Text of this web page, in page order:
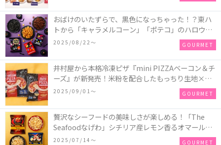
おばけのいたずらで、黒色になっちゃった！？東ハ
トから「キャラメルコーン」「ポテコ」のハロウィ
ン限定商品が新発売♪
2025/08/22〜 GOURMET
井村屋から本格冷凍ピザ『mini PIZZAベーコン＆チ
ーズ』が新発売！米粉を配合したもっちり生地×ご
ろごろ具材×とろけるチーズで満足感たっぷりのピ
2025/09/01〜 GOURMET
贅沢なシーフードの美味しさが楽しめる！「The
Seafoodなげわ」シチリア産レモン香るオマール海
老味、安曇野産わさび香るうに味が期間限定で新発
2025/07/14〜 GOURMET